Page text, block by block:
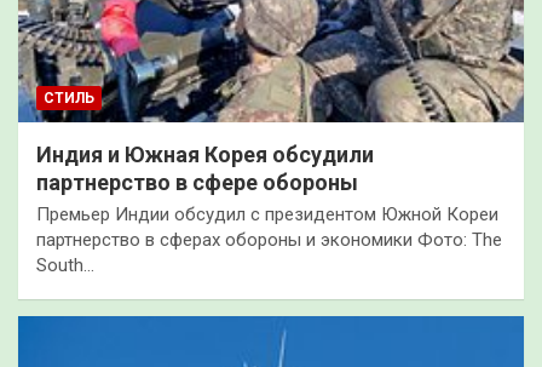
СТИЛЬ
Индия и Южная Корея обсудили
партнерство в сфере обороны
Премьер Индии обсудил с президентом Южной Кореи
партнерство в сферах обороны и экономики Фото: The
South…